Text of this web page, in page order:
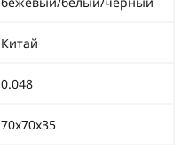
Китай
0.048
70х70х35